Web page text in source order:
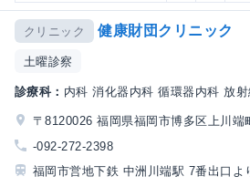
クリニック 健康財団クリニック
土曜診察
診療科： 内科 消化器内科 循環器内科 放
〒8120026 福岡県福岡市博多区上川端
-092-272-2398
福岡市営地下鉄 中洲川端駅 7番出口よ